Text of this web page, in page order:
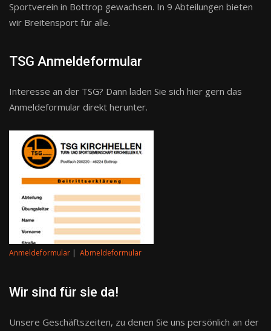
Sportverein in Bottrop gewachsen. In 9 Abteilungen bieten
wir Breitensport für alle.
TSG Anmeldeformular
Interesse an der TSG? Dann laden Sie sich hier gern das
Anmeldeformular direkt herunter.
Anmeldeformular | Abmeldeformular
Wir sind für sie da!
Unsere Geschäftszeiten, zu denen Sie uns persönlich an der